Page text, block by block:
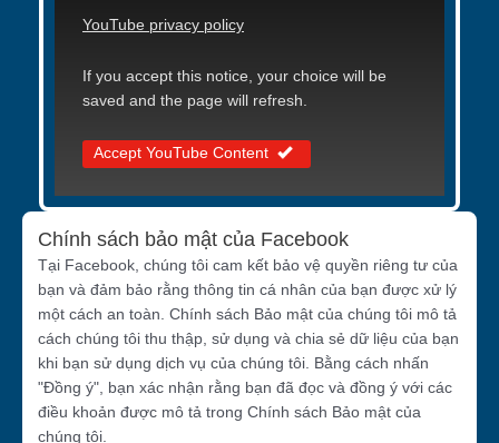
YouTube privacy policy
If you accept this notice, your choice will be
saved and the page will refresh.
Accept YouTube Content
Chính sách bảo mật của Facebook
Tại Facebook, chúng tôi cam kết bảo vệ quyền riêng tư của
bạn và đảm bảo rằng thông tin cá nhân của bạn được xử lý
một cách an toàn. Chính sách Bảo mật của chúng tôi mô tả
cách chúng tôi thu thập, sử dụng và chia sẻ dữ liệu của bạn
khi bạn sử dụng dịch vụ của chúng tôi. Bằng cách nhấn
"Đồng ý", bạn xác nhận rằng bạn đã đọc và đồng ý với các
điều khoản được mô tả trong Chính sách Bảo mật của
chúng tôi.